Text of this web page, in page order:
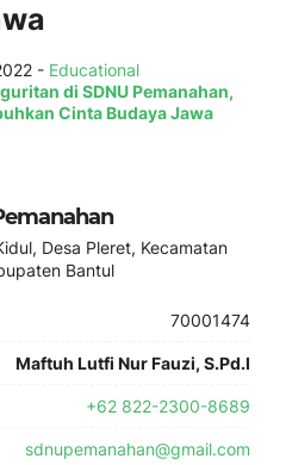
- Educational
di SDNU Pemanahan,
Cinta Budaya Jawa
Desa Pleret, Kecamatan
Bantul
70001474
Maftuh Lutfi Nur Fauzi, S.Pd.I
+62 822-2300-8689
sdnupemanahan@gmail.com